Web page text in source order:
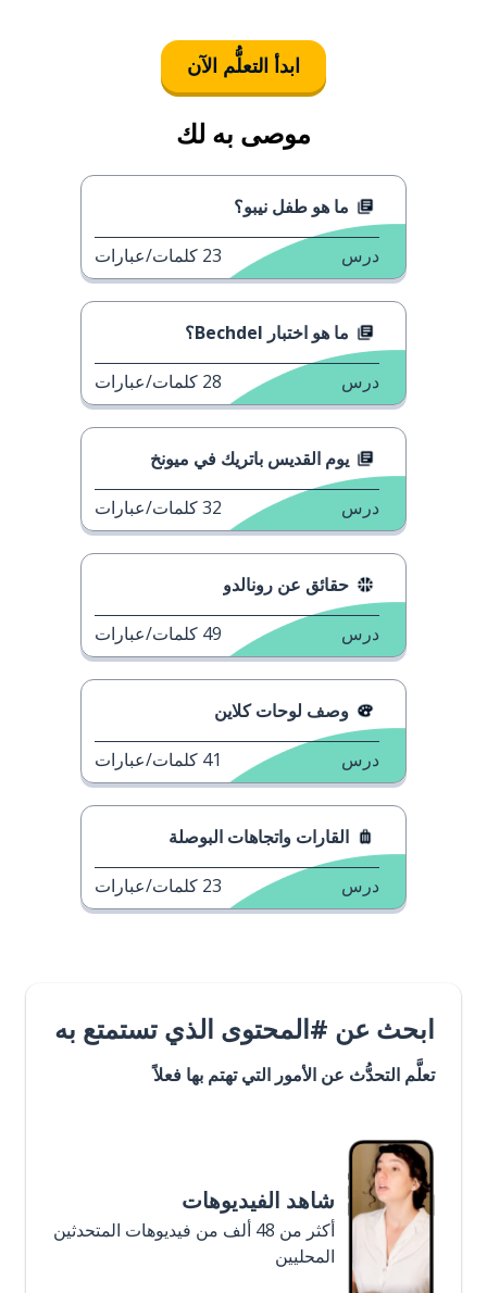
ابدأ التعلُّم الآن
موصى به لك
ما هو طفل نيبو؟
درس 23 كلمات/عبارات
ما هو اختبار Bechdel؟
درس 28 كلمات/عبارات
يوم القديس باتريك في ميونخ
درس 32كلمات/عبارات
حقائق عن رونالدو
درس 49 كلمات/عبارات
وصف لوحات كلاين
درس 41 كلمات/عبارات
القارات واتجاهات البوصلة
درس 23 كلمات/عبارات
ابحث عن #المحتوى الذي تستمتع به
تعلَّم التحدُّث عن الأمور التي تهتم بها فعلاً
شاهد الفيديوهات
أكثر من 48 ألف من فيديوهات المتحدثين
المحليين